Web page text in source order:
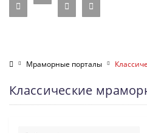
Мраморные порталы
Классические